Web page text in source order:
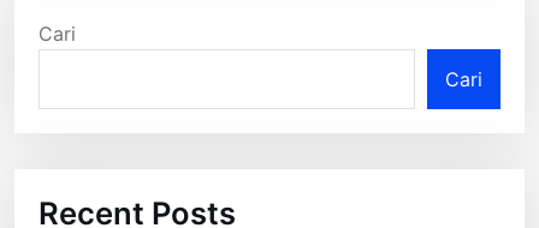
Cari
Cari
Recent Posts